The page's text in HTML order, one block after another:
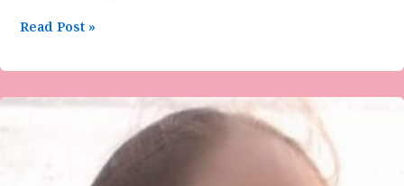
Read Post »
ವನಜಾ